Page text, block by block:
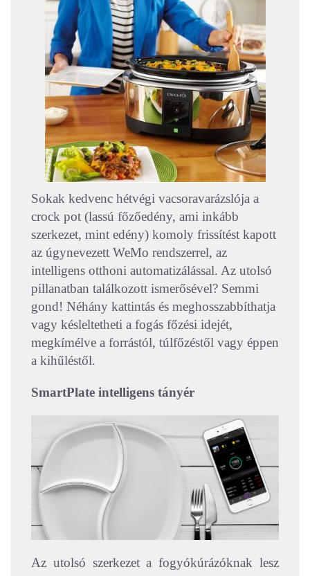
Sokak kedvenc hétvégi vacsoravarázslója a
crock pot (lassú főzőedény, ami inkább
szerkezet, mint edény) komoly frissítést kapott
az úgynevezett WeMo rendszerrel, az
intelligens otthoni automatizálással. Az utolsó
pillanatban találkozott ismerősével? Semmi
gond! Néhány kattintás és meghosszabbíthatja
vagy késleltetheti a fogás főzési idejét,
megkímélve a forrástól, túlfőzéstől vagy éppen
a kihűléstől.
SmartPlate intelligens tányér
Az utolsó szerkezet a fogyókúrázóknak lesz